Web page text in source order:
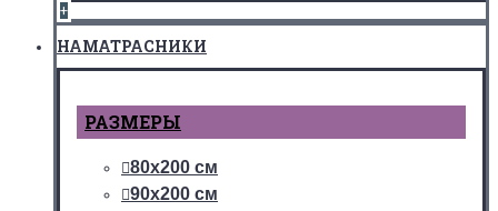
+
НАМАТРАСНИКИ
РАЗМЕРЫ
80х200 см
90х200 см